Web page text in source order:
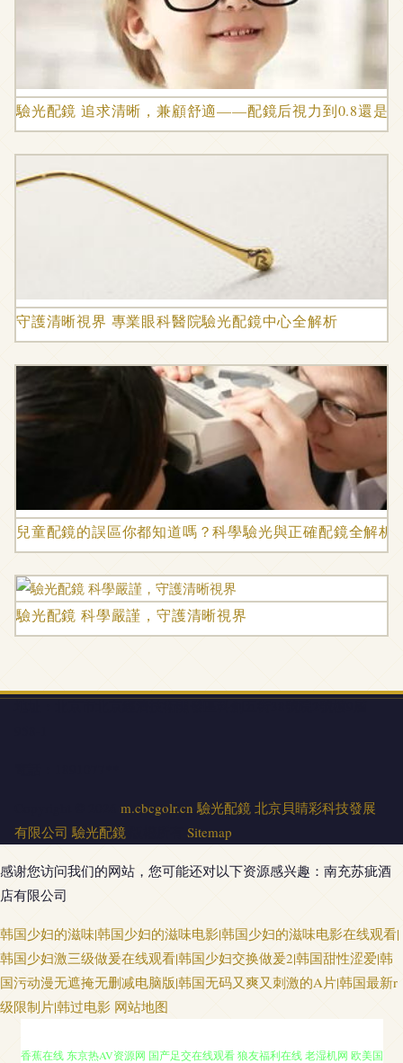
驗光配鏡 追求清晰，兼顧舒適——配鏡后視力到0.8還是
守護清晰視界 專業眼科醫院驗光配鏡中心全解析
兒童配鏡的誤區你都知道嗎？科學驗光與正確配鏡全解析
驗光配鏡 科學嚴謹，守護清晰視界
m.cbcgolr.cn 驗光配鏡 北京貝睛彩科技發展
有限公司 驗光配鏡 Sitemap
感谢您访问我们的网站，您可能还对以下资源感兴趣：南充苏疵酒
店有限公司
韩国少妇的滋味|韩国少妇的滋味电影|韩国少妇的滋味电影在线观看|
韩国少妇激三级做爰在线观看|韩国少妇交换做爰2|韩国甜性涩爱|韩
国污动漫无遮掩无删减电脑版|韩国无码又爽又刺激的A片|韩国最新r
级限制片|韩过电影 网站地图
91爱搞屄 久久深夜视频 91抠逼 AV大香蕉 波多野洁衣 超碰国内A片 大香蕉大
香蕉在线 东京热AV资源网 国产足交在线观看 狼友福利在线 老湿机网 欧美国